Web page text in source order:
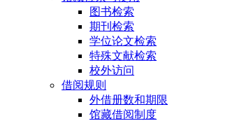
图书检索
期刊检索
学位论文检索
特殊文献检索
校外访问
借阅规则
外借册数和期限
馆藏借阅制度